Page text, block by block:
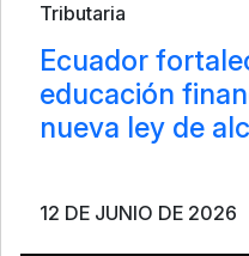
Tributaria
Ecuador
educación
nueva ley de
12 DE JUNIO DE 2026